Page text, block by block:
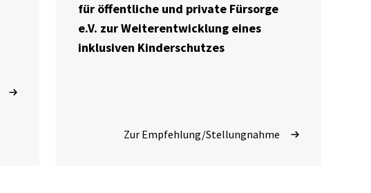
für öffentliche und private Fürsorge
e.V. zur Weiterentwicklung eines
inklusiven Kinderschutzes
Zur Empfehlung/Stellungnahme